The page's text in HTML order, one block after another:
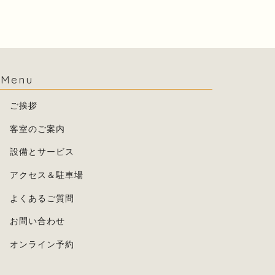
Menu
ご挨拶
客室のご案内
設備とサービス
アクセス＆駐車場
よくあるご質問
お問い合わせ
オンライン予約